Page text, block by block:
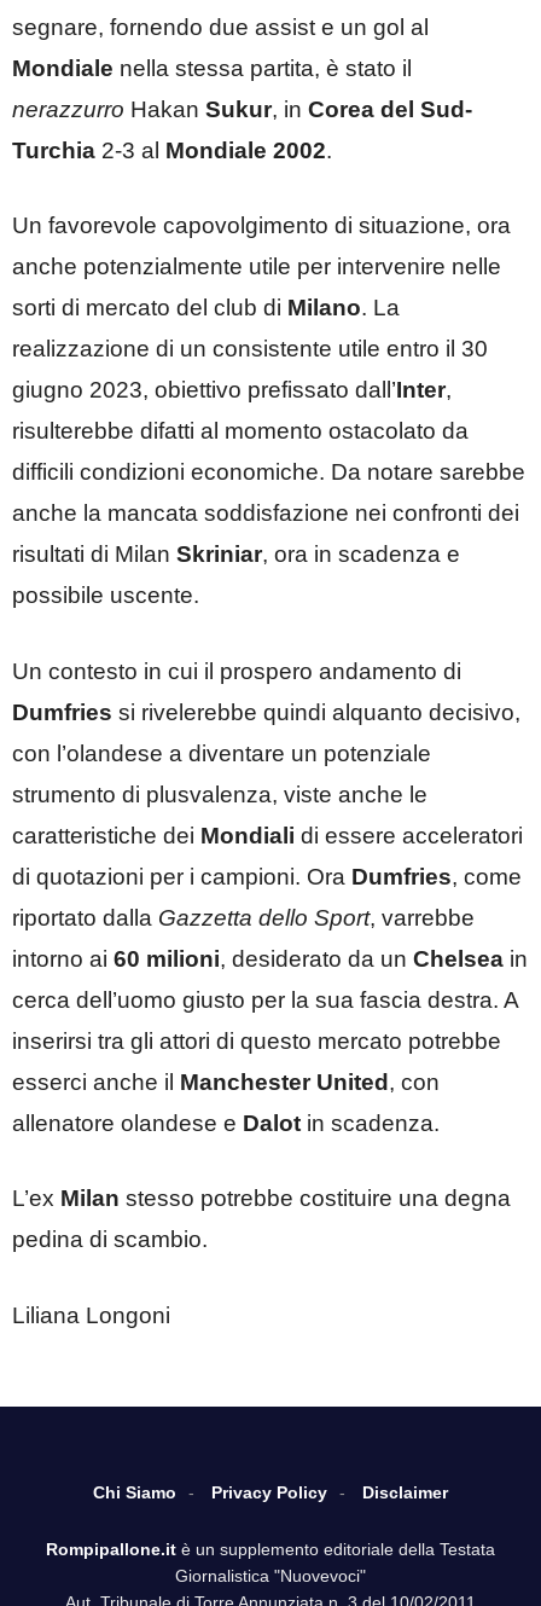
segnare, fornendo due assist e un gol al
Mondiale nella stessa partita, è stato il
nerazzurro Hakan Sukur, in Corea del Sud-
Turchia 2-3 al Mondiale 2002.
Un favorevole capovolgimento di situazione, ora
anche potenzialmente utile per intervenire nelle
sorti di mercato del club di Milano. La
realizzazione di un consistente utile entro il 30
giugno 2023, obiettivo prefissato dall’Inter,
risulterebbe difatti al momento ostacolato da
difficili condizioni economiche. Da notare sarebbe
anche la mancata soddisfazione nei confronti dei
risultati di Milan Skriniar, ora in scadenza e
possibile uscente.
Un contesto in cui il prospero andamento di
Dumfries si rivelerebbe quindi alquanto decisivo,
con l’olandese a diventare un potenziale
strumento di plusvalenza, viste anche le
caratteristiche dei Mondiali di essere acceleratori
di quotazioni per i campioni. Ora Dumfries, come
riportato dalla Gazzetta dello Sport, varrebbe
intorno ai 60 milioni, desiderato da un Chelsea in
cerca dell’uomo giusto per la sua fascia destra. A
inserirsi tra gli attori di questo mercato potrebbe
esserci anche il Manchester United, con
allenatore olandese e Dalot in scadenza.
L’ex Milan stesso potrebbe costituire una degna
pedina di scambio.
Liliana Longoni
Chi Siamo Privacy Policy Disclaimer
Rompipallone.it è un supplemento editoriale della Testata
Giornalistica "Nuovevoci"